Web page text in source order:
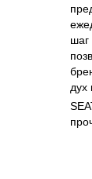
шаг
дух